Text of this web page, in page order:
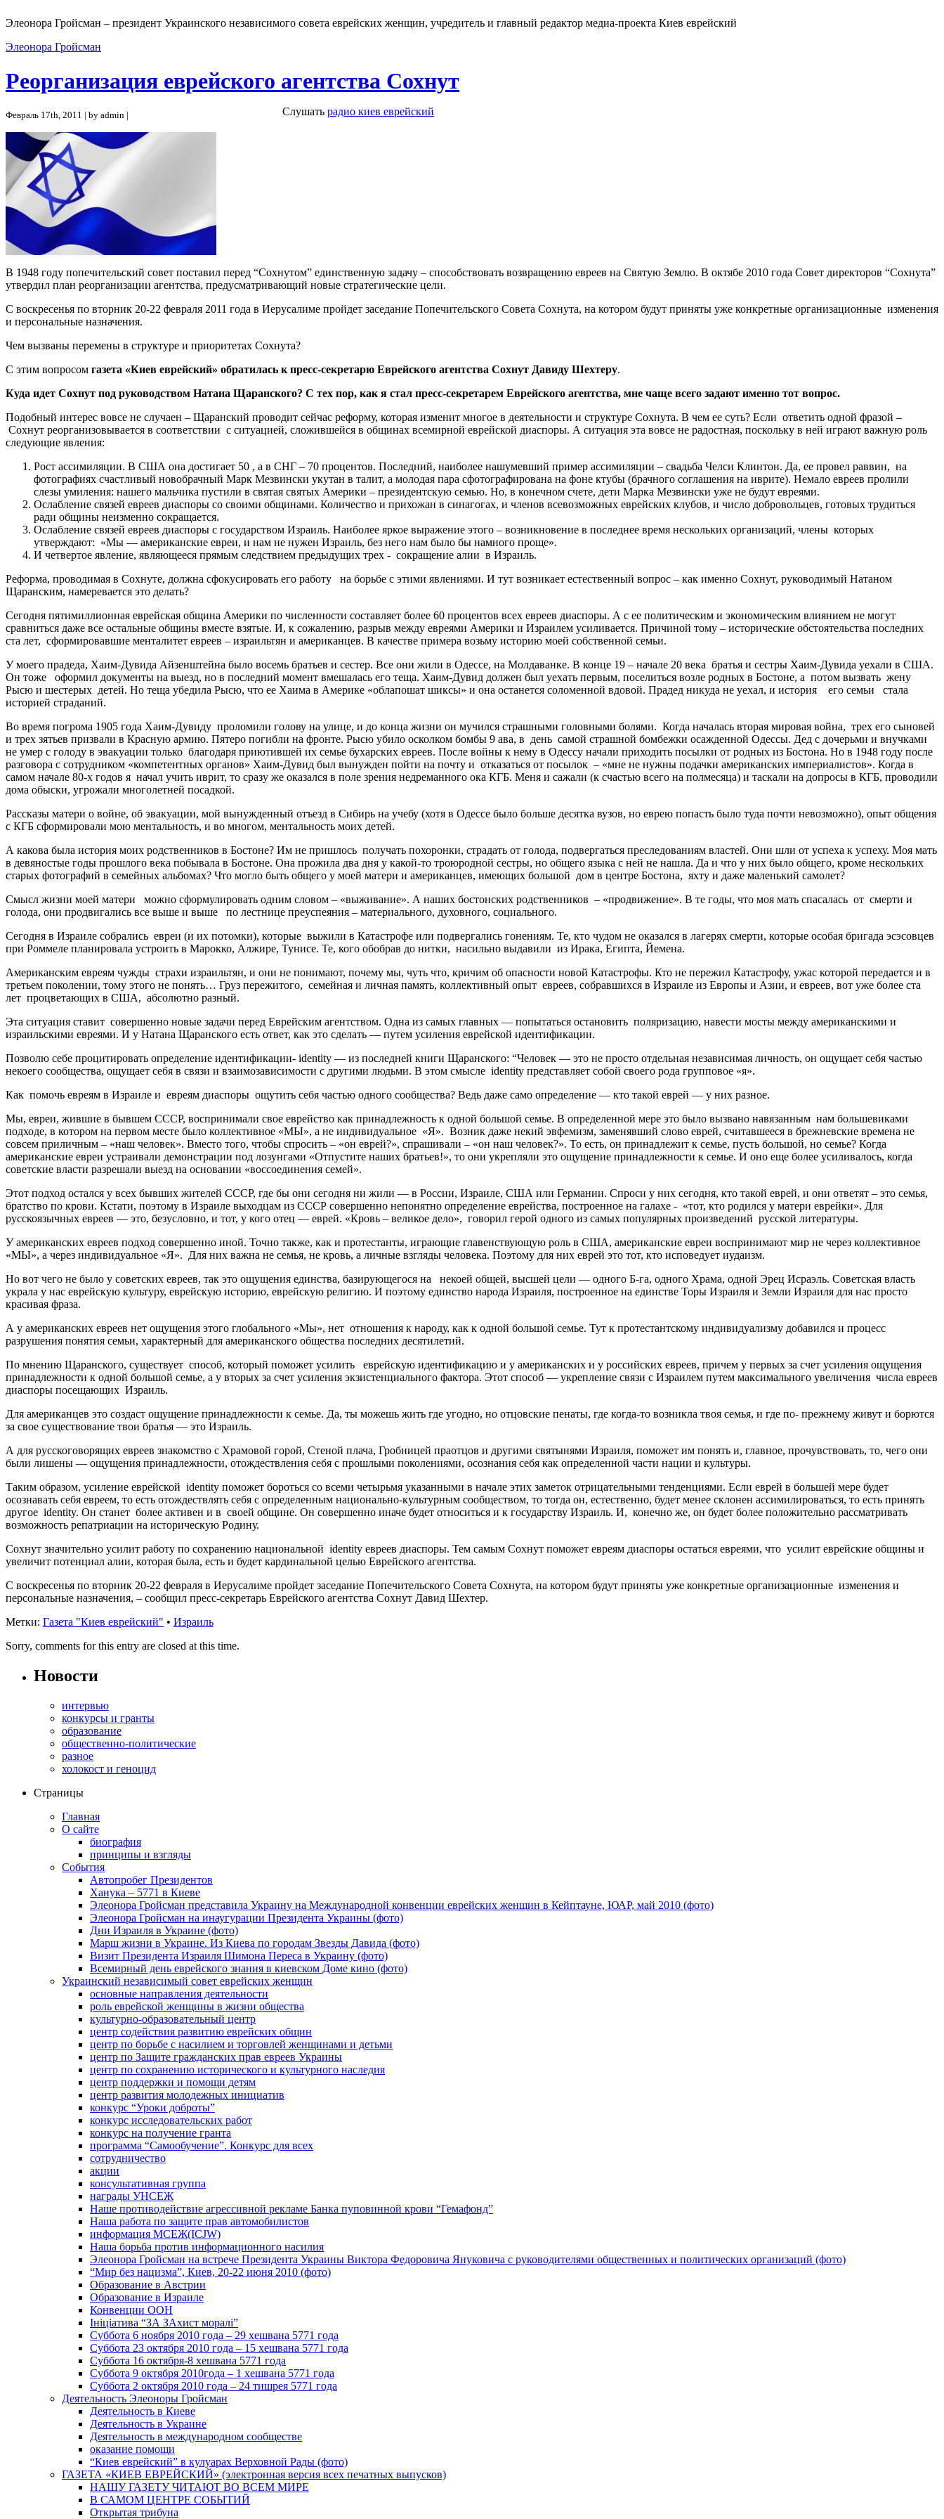
Элеонора Гройсман – президент Украинского независимого совета еврейских женщин, учредитель и главный редактор медиа-проекта Киев еврейский
Элеонора Гройсман
Слушать радио киев еврейский
Реорганизация еврейского агентства Сохнут
Февраль 17th, 2011 | by admin |
В 1948 году попечительский совет поставил перед “Сохнутом” единственную задачу – способствовать возвращению евреев на Святую Землю. В октябе 2010 года Совет директоров “Сохнута”
утвердил план реорганизации агентства, предусматривающий новые стратегические цели.
С воскресенья по вторник 20-22 февраля 2011 года в Иерусалиме пройдет заседание Попечительского Совета Сохнута, на котором будут приняты уже конкретные организационные изменения
и персональные назначения.
Чем вызваны перемены в структуре и приоритетах Сохнута?
С этим вопросом газета «Киев еврейский» обратилась к пресс-секретарю Еврейского агентства Сохнут Давиду Шехтеру.
Куда идет Сохнут под руководством Натана Щаранского? С тех пор, как я стал пресс-секретарем Еврейского агентства, мне чаще всего задают именно тот вопрос.
Подобный интерес вовсе не случаен – Щаранский проводит сейчас реформу, которая изменит многое в деятельности и структуре Сохнута. В чем ее суть? Если ответить одной фразой –
Сохнут реорганизовывается в соответствии с ситуацией, сложившейся в общинах всемирной еврейской диаспоры. А ситуация эта вовсе не радостная, поскольку в ней играют важную роль
следующие явления:
Рост ассимиляции. В США она достигает 50 , а в СНГ – 70 процентов. Последний, наиболее нашумевший пример ассимиляции – свадьба Челси Клинтон. Да, ее провел раввин, на
фотографиях счастливый новобрачный Марк Мезвински укутан в талит, а молодая пара сфотографирована на фоне ктубы (брачного соглашения на иврите). Немало евреев пролили
слезы умиления: нашего мальчика пустили в святая святых Америки – президентскую семью. Но, в конечном счете, дети Марка Мезвински уже не будут евреями.
Ослабление связей евреев диаспоры со своими общинами. Количество и прихожан в синагогах, и членов всевозможных еврейских клубов, и число добровольцев, готовых трудиться
ради общины неизменно сокращается.
Ослабление связей евреев диаспоры с государством Израиль. Наиболее яркое выражение этого – возникновение в последнее время нескольких организаций, члены которых
утверждают: «Мы — американские евреи, и нам не нужен Израиль, без него нам было бы намного проще».
И четвертое явление, являющееся прямым следствием предыдущих трех - сокращение алии в Израиль.
Реформа, проводимая в Сохнуте, должна сфокусировать его работу на борьбе с этими явлениями. И тут возникает естественный вопрос – как именно Сохнут, руководимый Натаном
Щаранским, намеревается это делать?
Сегодня пятимиллионная еврейская община Америки по численности составляет более 60 процентов всех евреев диаспоры. А с ее политическим и экономическим влиянием не могут
сравниться даже все остальные общины вместе взятые. И, к сожалению, разрыв между евреями Америки и Израилем усиливается. Причиной тому – исторические обстоятельства последних
ста лет, сформировавшие менталитет евреев – израильтян и американцев. В качестве примера возьму историю моей собственной семьи.
У моего прадеда, Хаим-Дувида Айзенштейна было восемь братьев и сестер. Все они жили в Одессе, на Молдаванке. В конце 19 – начале 20 века братья и сестры Хаим-Дувида уехали в США.
Он тоже оформил документы на выезд, но в последний момент вмешалась его теща. Хаим-Дувид должен был уехать первым, поселиться возле родных в Бостоне, а потом вызвать жену
Рысю и шестерых детей. Но теща убедила Рысю, что ее Хаима в Америке «облапошат шиксы» и она останется соломенной вдовой. Прадед никуда не уехал, и история его семьи стала
историей страданий.
Во время погрома 1905 года Хаим-Дувиду проломили голову на улице, и до конца жизни он мучился страшными головными болями. Когда началась вторая мировая война, трех его сыновей
и трех зятьев призвали в Красную армию. Пятеро погибли на фронте. Рысю убило осколком бомбы 9 ава, в день самой страшной бомбежки осажденной Одессы. Дед с дочерьми и внучками
не умер с голоду в эвакуации только благодаря приютившей их семье бухарских евреев. После войны к нему в Одессу начали приходить посылки от родных из Бостона. Но в 1948 году после
разговора с сотрудником «компетентных органов» Хаим-Дувид был вынужден пойти на почту и отказаться от посылок – «мне не нужны подачки американских империалистов». Когда в
самом начале 80-х годов я начал учить иврит, то сразу же оказался в поле зрения недреманного ока КГБ. Меня и сажали (к счастью всего на полмесяца) и таскали на допросы в КГБ, проводили
дома обыски, угрожали многолетней посадкой.
Рассказы матери о войне, об эвакуации, мой вынужденный отъезд в Сибирь на учебу (хотя в Одессе было больше десятка вузов, но еврею попасть было туда почти невозможно), опыт общения
с КГБ сформировали мою ментальность, и во многом, ментальность моих детей.
А какова была история моих родственников в Бостоне? Им не пришлось получать похоронки, страдать от голода, подвергаться преследованиям властей. Они шли от успеха к успеху. Моя мать
в девяностые годы прошлого века побывала в Бостоне. Она прожила два дня у какой-то троюродной сестры, но общего языка с ней не нашла. Да и что у них было общего, кроме нескольких
старых фотографий в семейных альбомах? Что могло быть общего у моей матери и американцев, имеющих большой дом в центре Бостона, яхту и даже маленький самолет?
Смысл жизни моей матери можно сформулировать одним словом – «выживание». А наших бостонских родственников – «продвижение». В те годы, что моя мать спасалась от смерти и
голода, они продвигались все выше и выше по лестнице преуспеяния – материального, духовного, социального.
Сегодня в Израиле собрались евреи (и их потомки), которые выжили в Катастрофе или подвергались гонениям. Те, кто чудом не оказался в лагерях смерти, которые особая бригада эсэсовцев
при Роммеле планировала устроить в Марокко, Алжире, Тунисе. Те, кого обобрав до нитки, насильно выдавили из Ирака, Египта, Йемена.
Американским евреям чужды страхи израильтян, и они не понимают, почему мы, чуть что, кричим об опасности новой Катастрофы. Кто не пережил Катастрофу, ужас которой передается и в
третьем поколении, тому этого не понять… Груз пережитого, семейная и личная память, коллективный опыт евреев, собравшихся в Израиле из Европы и Азии, и евреев, вот уже более ста
лет процветающих в США, абсолютно разный.
Эта ситуация ставит совершенно новые задачи перед Еврейским агентством. Одна из самых главных — попытаться остановить поляризацию, навести мосты между американскими и
израильскими евреями. И у Натана Щаранского есть ответ, как это сделать — путем усиления еврейской идентификации.
Позволю себе процитировать определение идентификации- identity — из последней книги Щаранского: “Человек — это не просто отдельная независимая личность, он ощущает себя частью
некоего сообщества, ощущает себя в связи и взаимозависимости с другими людьми. В этом смысле identity представляет собой своего рода групповое «я».
Как помочь евреям в Израиле и евреям диаспоры ощутить себя частью одного сообщества? Ведь даже само определение — кто такой еврей — у них разное.
Мы, евреи, жившие в бывшем СССР, воспринимали свое еврейство как принадлежность к одной большой семье. В определенной мере это было вызвано навязанным нам большевиками
подходе, в котором на первом месте было коллективное «МЫ», а не индивидуальное «Я». Возник даже некий эвфемизм, заменявший слово еврей, считавшееся в брежневские времена не
совсем приличным – «наш человек». Вместо того, чтобы спросить – «он еврей?», спрашивали – «он наш человек?». То есть, он принадлежит к семье, пусть большой, но семье? Когда
американские евреи устраивали демонстрации под лозунгами «Отпустите наших братьев!», то они укрепляли это ощущение принадлежности к семье. И оно еще более усиливалось, когда
советские власти разрешали выезд на основании «воссоединения семей».
Этот подход остался у всех бывших жителей СССР, где бы они сегодня ни жили — в России, Израиле, США или Германии. Спроси у них сегодня, кто такой еврей, и они ответят – это семья,
братство по крови. Кстати, поэтому в Израиле выходцам из СССР совершенно непонятно определение еврейства, построенное на галахе - «тот, кто родился у матери еврейки». Для
русскоязычных евреев — это, безусловно, и тот, у кого отец — еврей. «Кровь – великое дело», говорил герой одного из самых популярных произведений русской литературы.
У американских евреев подход совершенно иной. Точно также, как и протестанты, играющие главенствующую роль в США, американские евреи воспринимают мир не через коллективное
«МЫ», а через индивидуальное «Я». Для них важна не семья, не кровь, а личные взгляды человека. Поэтому для них еврей это тот, кто исповедует иудаизм.
Но вот чего не было у советских евреев, так это ощущения единства, базирующегося на некоей общей, высшей цели — одного Б-га, одного Храма, одной Эрец Исраэль. Советская власть
украла у нас еврейскую культуру, еврейскую историю, еврейскую религию. И поэтому единство народа Израиля, построенное на единстве Торы Израиля и Земли Израиля для нас просто
красивая фраза.
А у американских евреев нет ощущения этого глобального «Мы», нет отношения к народу, как к одной большой семье. Тут к протестантскому индивидуализму добавился и процесс
разрушения понятия семьи, характерный для американского общества последних десятилетий.
По мнению Щаранского, существует способ, который поможет усилить еврейскую идентификацию и у американских и у российских евреев, причем у первых за счет усиления ощущения
принадлежности к одной большой семье, а у вторых за счет усиления экзистенциального фактора. Этот способ — укрепление связи с Израилем путем максимального увеличения числа евреев
диаспоры посещающих Израиль.
Для американцев это создаст ощущение принадлежности к семье. Да, ты можешь жить где угодно, но отцовские пенаты, где когда-то возникла твоя семья, и где по- прежнему живут и борются
за свое существование твои братья — это Израиль.
А для русскоговорящих евреев знакомство с Храмовой горой, Стеной плача, Гробницей праотцов и другими святынями Израиля, поможет им понять и, главное, прочувствовать, то, чего они
были лишены — ощущения принадлежности, отождествления себя с прошлыми поколениями, осознания себя как определенной части нации и культуры.
Таким образом, усиление еврейской identity поможет бороться со всеми четырьмя указанными в начале этих заметок отрицательными тенденциями. Если еврей в большей мере будет
осознавать себя евреем, то есть отождествлять себя с определенным национально-культурным сообществом, то тогда он, естественно, будет менее склонен ассимилироваться, то есть принять
другое identity. Он станет более активен и в своей общине. Он совершенно иначе будет относиться и к государству Израиль. И, конечно же, он будет более положительно рассматривать
возможность репатриации на историческую Родину.
Сохнут значительно усилит работу по сохранению национальной identity евреев диаспоры. Тем самым Сохнут поможет евреям диаспоры остаться евреями, что усилит еврейские общины и
увеличит потенциал алии, которая была, есть и будет кардинальной целью Еврейского агентства.
С воскресенья по вторник 20-22 февраля в Иерусалиме пройдет заседание Попечительского Совета Сохнута, на котором будут приняты уже конкретные организационные изменения и
персональные назначения, – сообщил пресс-секретарь Еврейского агентства Сохнут Давид Шехтер.
Метки: Газета "Киев еврейский" • Израиль
Sorry, comments for this entry are closed at this time.
Новости
интервью
конкурсы и гранты
образование
общественно-политические
разное
холокост и геноцид
Страницы
Главная
О сайте
биография
принципы и взгляды
События
Автопробег Президентов
Ханука – 5771 в Киеве
Элеонора Гройсман представила Украину на Международной конвенции еврейских женщин в Кейптауне, ЮАР, май 2010 (фото)
Элеонора Гройсман на инаугурации Президента Украины (фото)
Дни Израиля в Украине (фото)
Марш жизни в Украине. Из Киева по городам Звезды Давида (фото)
Визит Президента Израиля Шимона Переса в Украину (фото)
Всемирный день еврейского знания в киевском Доме кино (фото)
Украинский независимый совет еврейских женщин
основные направления деятельности
роль еврейской женщины в жизни общества
культурно-образовательный центр
центр содействия развитию еврейских общин
центр по борьбе с насилием и торговлей женщинами и детьми
центр по Защите гражданских прав евреев Украины
центр по сохранению исторического и культурного наследия
центр поддержки и помощи детям
центр развития молодежных инициатив
конкурс “Уроки доброты”
конкурс исследовательских работ
конкурс на получение гранта
программа “Самообучение”. Конкурс для всех
сотрудничество
акции
консультативная группа
награды УНСЕЖ
Наше противодействие агрессивной рекламе Банка пуповинной крови “Гемафонд”
Наша работа по защите прав автомобилистов
информация МСЕЖ(ICJW)
Наша борьба против информационного насилия
Элеонора Гройсман на встрече Президента Украины Виктора Федоровича Януковича с руководителями общественных и политических организаций (фото)
“Мир без нацизма”, Киев, 20-22 июня 2010 (фото)
Образование в Австрии
Образование в Израиле
Конвенции ООН
Ініціатива “ЗА ЗАхист моралі”
Суббота 6 ноября 2010 года – 29 хешвана 5771 года
Суббота 23 октября 2010 года – 15 хешвана 5771 года
Суббота 16 октября-8 хешвана 5771 года
Суббота 9 октября 2010года – 1 хешвана 5771 года
Суббота 2 октября 2010 года – 24 тишрея 5771 года
Деятельность Элеоноры Гройсман
Деятельность в Киеве
Деятельность в Украине
Деятельность в международном сообществе
оказание помощи
“Киев еврейский” в кулуарах Верховной Рады (фото)
ГАЗЕТА «КИЕВ ЕВРЕЙСКИЙ» (электронная версия всех печатных выпусков)
НАШУ ГАЗЕТУ ЧИТАЮТ ВО ВСЕМ МИРЕ
В САМОМ ЦЕНТРЕ СОБЫТИЙ
Открытая трибуна